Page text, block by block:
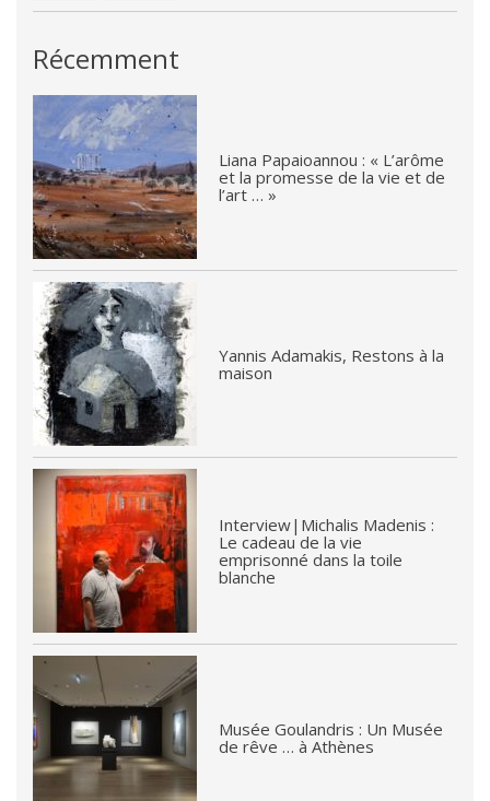
Récemment
Liana Papaioannou : « L’arôme
et la promesse de la vie et de
l’art … »
Yannis Adamakis, Restons à la
maison
Interview|Michalis Madenis :
Le cadeau de la vie
emprisonné dans la toile
blanche
Musée Goulandris : Un Musée
de rêve … à Athènes